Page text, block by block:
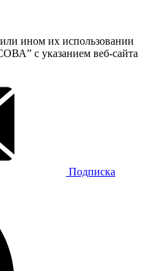
ином их использовании
с указанием веб-сайта
Подписка